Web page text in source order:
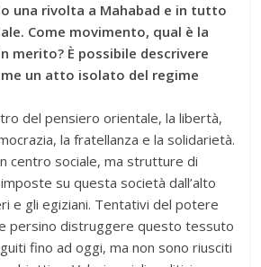
una rivolta a Mahabad e in tutto
Come movimento, qual è la
merito? È possibile descrivere
un atto isolato del regime
del pensiero orientale, la libertà,
la fratellanza e la solidarietà.
centro sociale, ma strutture di
su questa società dall’alto
e gli egiziani. Tentativi del potere
persino distruggere questo tessuto
fino ad oggi, ma non sono riusciti